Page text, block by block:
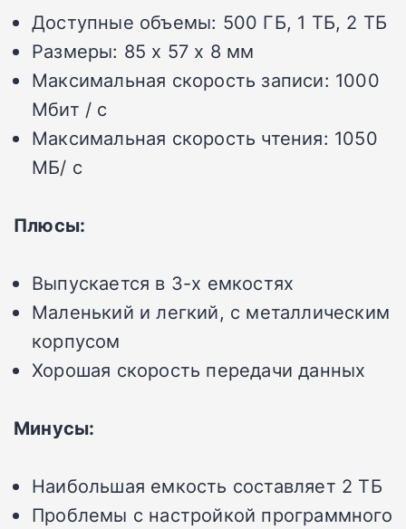
Доступные объемы: 500 ГБ, 1 ТБ, 2 ТБ
Размеры: 85 x 57 x 8 мм
Максимальная скорость записи: 1000
Мбит / с
Максимальная скорость чтения: 1050
МБ/ с
Плюсы:
Выпускается в 3-х емкостях
Маленький и легкий, с металлическим
корпусом
Хорошая скорость передачи данных
Минусы:
Наибольшая емкость составляет 2 ТБ
Проблемы с настройкой программного